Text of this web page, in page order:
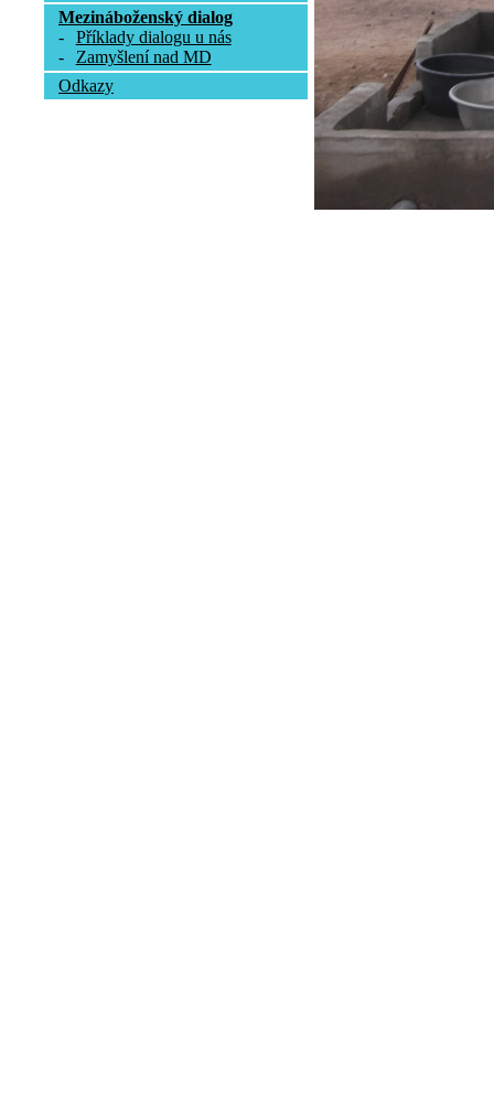
Mezináboženský dialog
-
Příklady dialogu u nás
-
Zamyšlení nad MD
Odkazy